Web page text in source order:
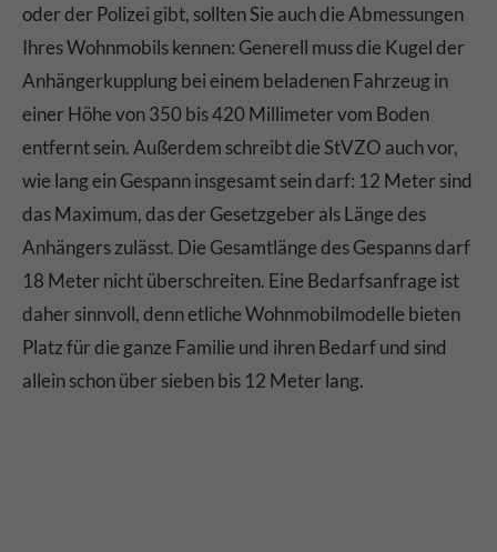
oder der Polizei gibt, sollten Sie auch die Abmessungen
Ihres Wohnmobils kennen: Generell muss die Kugel der
Anhängerkupplung bei einem beladenen Fahrzeug in
einer Höhe von 350 bis 420 Millimeter vom Boden
entfernt sein. Außerdem schreibt die StVZO auch vor,
wie lang ein Gespann insgesamt sein darf: 12 Meter sind
das Maximum, das der Gesetzgeber als Länge des
Anhängers zulässt. Die Gesamtlänge des Gespanns darf
18 Meter nicht überschreiten. Eine Bedarfsanfrage ist
daher sinnvoll, denn etliche Wohnmobilmodelle bieten
Platz für die ganze Familie und ihren Bedarf und sind
allein schon über sieben bis 12 Meter lang.